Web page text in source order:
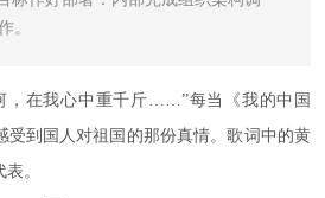
。
，在我心中重千斤……”每当《我的中国
受到国人对祖国的那份真情。歌词中的黄
。